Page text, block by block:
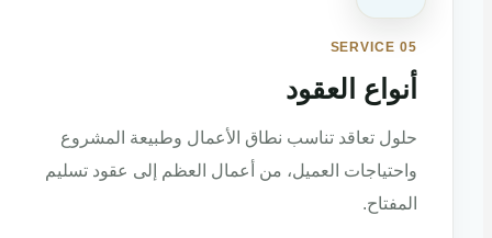
SERVICE 05
أنواع العقود
حلول تعاقد تناسب نطاق الأعمال وطبيعة المشروع
واحتياجات العميل، من أعمال العظم إلى عقود تسليم